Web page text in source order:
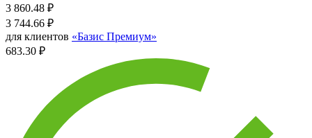
3 860.48 ₽
3 744.66 ₽
для клиентов «Базис Премиум»
683.30 ₽